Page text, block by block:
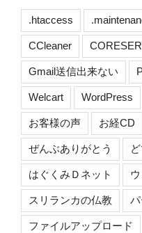
.htaccess
CCleaner
Gmail送信出来ない
Welcart WordPress
お客様の声 お経CD
ぜんぶありがとう
はぐくみＤネット
スリランカの仏教
ファイルアップロード